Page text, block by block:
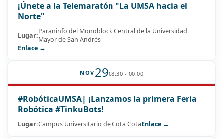
¡Únete a la Telemaratón "La UMSA hacia el
Norte"
Lugar:Paraninfo del Monoblock Central de la Universidad
Mayor de San Andrés
Enlace →
NOV 2908:30 - 00:00
#RobóticaUMSA| ¡Lanzamos la primera Feria
Robótica #TinkuBots!
Lugar:Campus Universitario de Cota CotaEnlace →